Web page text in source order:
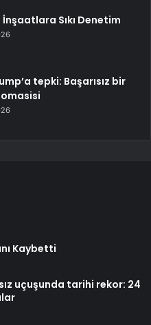
İnşaatlara Sıkı Denetim
tepki: Başarısız bir
Kaybetti
uçuşunda tarihi rekor: 24